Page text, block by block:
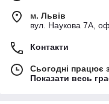
м. Львів
вул. Наукова 7А,
Контакти
Сьогодні працює
Показати весь